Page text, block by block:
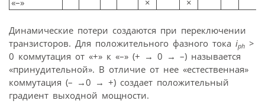
«–»
× ×
Динамические потери создаются при переключении
транзисторов. Для положительного фазного тока iph >
0 коммутация от «+» к «–» (+ → 0 → –) называется
«принудительной». В отличие от нее «естественная»
коммутация (– →0 → +) создает положительный
градиент выходной мощности.